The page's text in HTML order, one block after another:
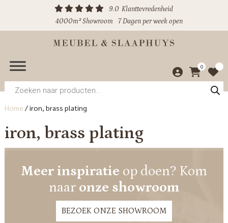
9.0 Klanttevredenheid
4000m² Showroom
7 Dagen per week open
0
Producten
zoeken
Home /iron, brass plating
iron, brass plating
Meer inspiratie op doen? Kom
naar onze showroom
BEZOEK ONZE SHOWROOM